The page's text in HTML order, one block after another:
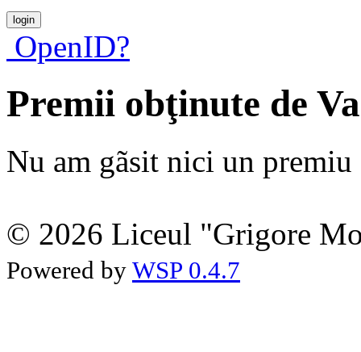
OpenID?
Premii obţinute de
Nu am gãsit nici un premiu
© 2026 Liceul "Grigore
Powered by WSP 0.4.7